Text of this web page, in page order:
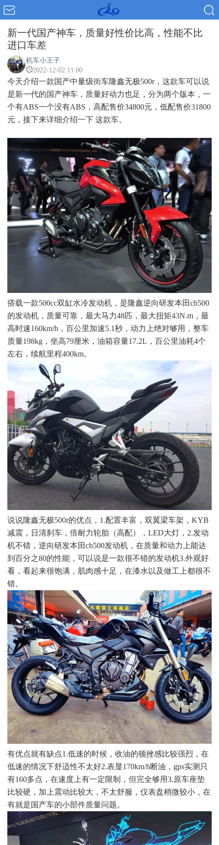
新一代国产神车，质量好性价比高，性能不比
进口车差
机车小王子
2022-12-02 11:00
今天介绍一款国产中量级街车隆鑫无极500r，这款车可以说
是新一代的国产神车，质量好动力也足，分为两个版本，一
个有ABS一个没有ABS，高配售价34800元，低配售价31800
元，接下来详细介绍一下 这款车。
搭载一款500cc双缸水冷发动机，是隆鑫逆向研发本田cb500
的发动机，质量可靠，最大马力48匹，最大扭矩43N.m，最
高时速160km/h，百公里加速5.1秒，动力上绝对够用，整车
质量198kg，坐高79厘米，油箱容量17.2L，百公里油耗4个
左右，续航里程400km。
说说隆鑫无极500r的优点，1.配置丰富，双翼梁车架，KYB
减震，日清刹车，倍耐力轮胎（高配），LED大灯，2.发动
机不错，逆向研发本田cb500发动机，在质量和动力上能达
到百分之80的性能，可以说是一款很不错的发动机3.外观好
看，看起来很饱满，肌肉感十足，在漆水以及做工上都很不
错。
有优点就有缺点1.低速的时候，收油的顿挫感比较强烈，在
低速的情况下舒适性不太好2.表显170km/h断油，gps实测只
有160多点，在速度上有一定限制，但完全够用3.原车座垫
比较硬，加上震动比较大，不太舒服，仪表盘稍微较小，在
有就是国产车的小部件质量问题。